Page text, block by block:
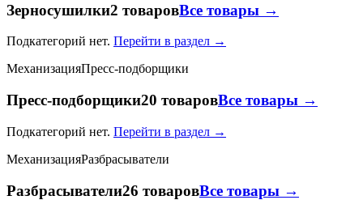
Зерносушилки2 товаровВсе товары →
Подкатегорий нет. Перейти в раздел →
МеханизацияПресс-подборщики
Пресс-подборщики20 товаровВсе товары →
Подкатегорий нет. Перейти в раздел →
МеханизацияРазбрасыватели
Разбрасыватели26 товаровВсе товары →